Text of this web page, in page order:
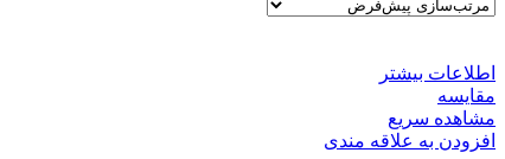
اطلاعات بیشتر
مقایسه
مشاهده سریع
افزودن به علاقه مندی